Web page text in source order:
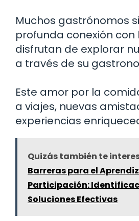
Muchos gastrónomos
profunda conexión
disfrutan de explorar
a través de su
Este amor por la
a viajes, nuevas
experiencias
Quizás también te
Barreras para el
Participación:
Soluciones Efectivas